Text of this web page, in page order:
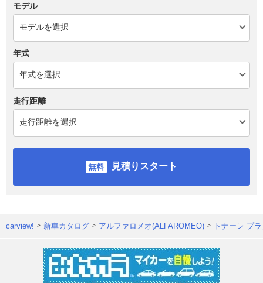
モデル
年式
走行距離
見積りスタート
carview! 新車カタログ アルファロメオ(ALFAROMEO) トナーレ プ